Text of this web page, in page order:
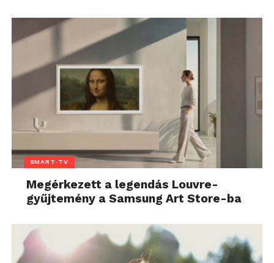
SMART-TV
Megérkezett a legendás Louvre-
gyűjtemény a Samsung Art Store-ba